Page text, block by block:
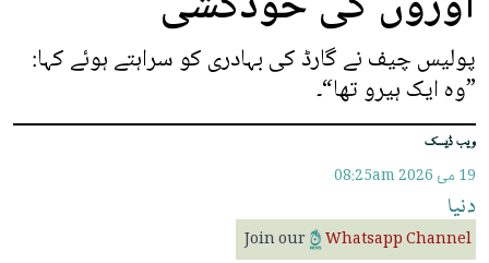
پولیس چیف نے گارڈ کی بہادری کو سراہتے ہوئے کہا:
”وہ ایک ہیرو تھا“۔
ویب ڈیسک
19 مئ 2026 08:25am
دنیا
Join our Whatsapp Channel